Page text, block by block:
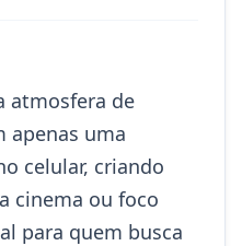
atmosfera de
apenas uma
celular, criando
cinema ou foco
para quem busca